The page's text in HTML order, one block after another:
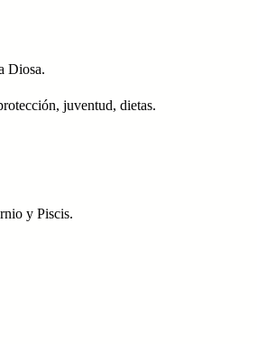
Diosa.
juventud, dietas.
y Piscis.